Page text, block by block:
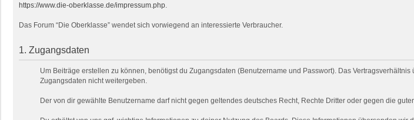
https://www.die-oberklasse.de/impressum.php.
Das Forum “Die Oberklasse” wendet sich vorwiegend an interessierte Verbraucher.
1. Zugangsdaten
Um Beiträge erstellen zu können, benötigst du Zugangsdaten (Benutzername und Passwort). Das
Zugangsdaten nicht weitergeben.
Der von dir gewählte Benutzername darf nicht gegen geltendes deutsches Recht, Rechte Dritter oder gegen die